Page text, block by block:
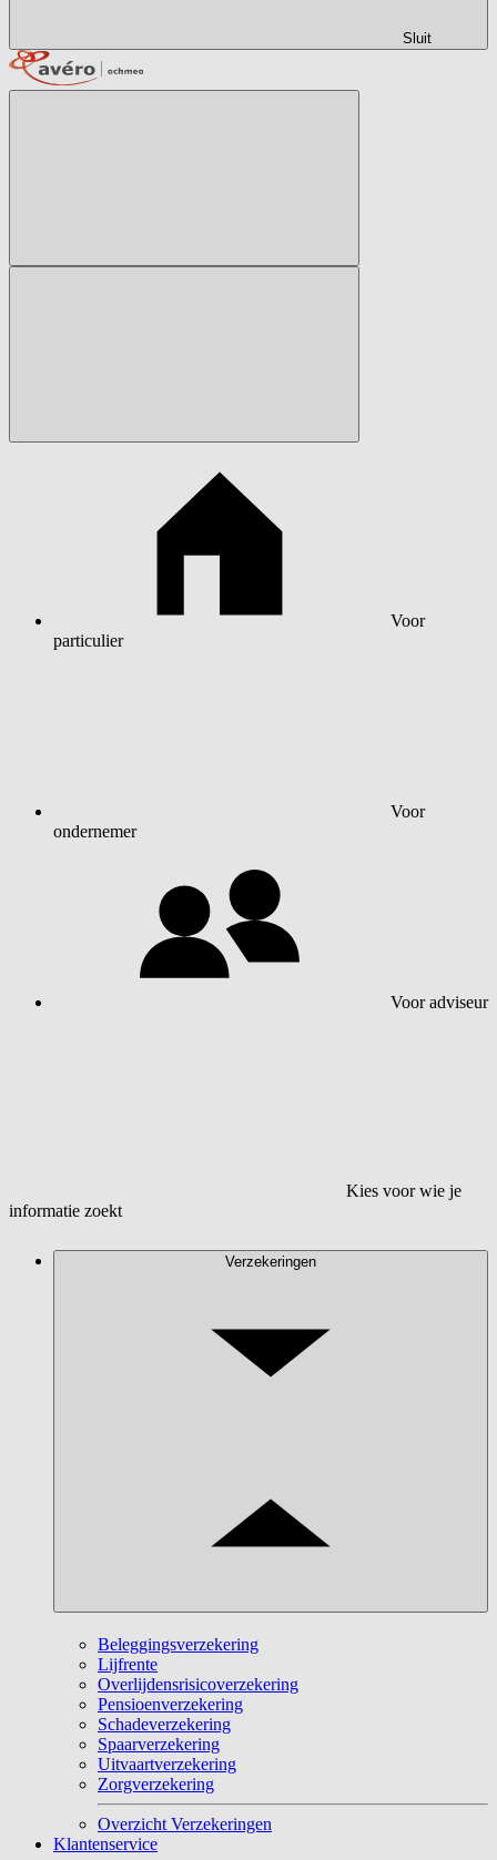
Sluit
Voor
particulier
Voor
ondernemer
Voor adviseur
Kies voor wie je
informatie zoekt
Verzekeringen
Beleggingsverzekering
Lijfrente
Overlijdensrisicoverzekering
Pensioenverzekering
Schadeverzekering
Spaarverzekering
Uitvaartverzekering
Zorgverzekering
Overzicht Verzekeringen
Klantenservice